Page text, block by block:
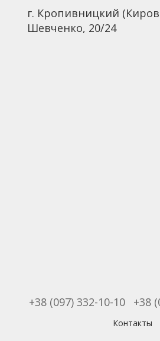
г. Кропивницкий
Шевченко, 20/24
+38 (097) 332-10-10 +38
Контакты